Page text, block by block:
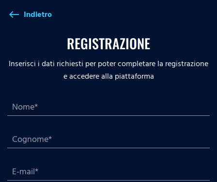
west Indietro
REGISTRAZIONE
Inserisci i dati richiesti per poter completare la registrazione
e accedere alla piattaforma